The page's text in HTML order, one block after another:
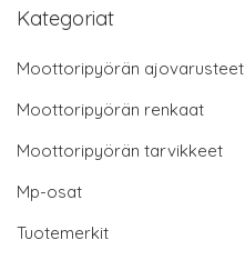
Kategoriat
Moottoripyörän ajovarusteet
Moottoripyörän renkaat
Moottoripyörän tarvikkeet
Mp-osat
Tuotemerkit